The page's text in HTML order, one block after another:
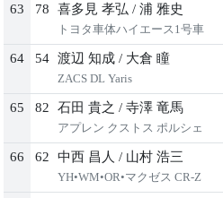
63 78 喜多見 孝弘 / 浦 雅史
トヨタ車体ハイエース1号車
64 54 渡辺 知成 / 大倉 瞳
ZACS DL Yaris
65 82 石田 貴之 / 寺澤 竜馬
アプレン クストス ポルシェ
66 62 中西 昌人 / 山村 浩三
YH•WM•OR•マクゼス CR-Z